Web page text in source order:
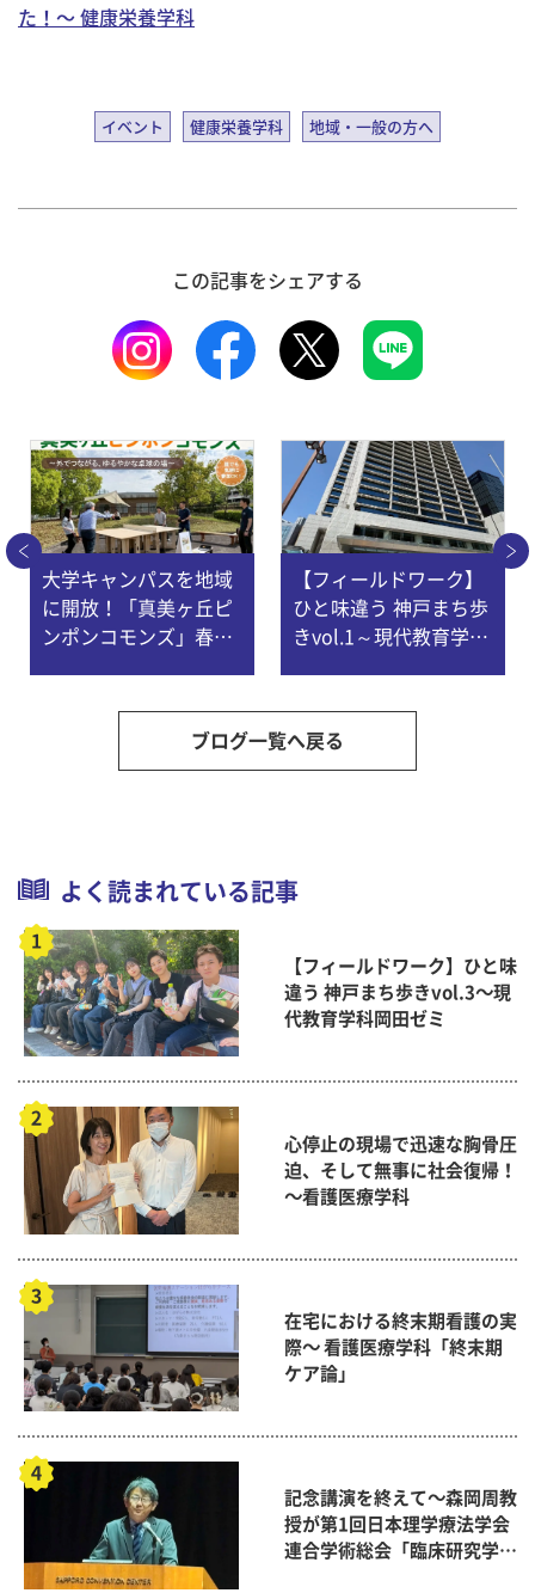
た！～ 健康栄養学科
イベント 健康栄養学科 地域・一般の方へ
この記事をシェアする
【フィールドワーク】
ひと味違う 神戸まち歩
きvol.1～現代教育学科
大学キャンパスを地域
に開放！「真美ヶ丘ピ
ンポンコモンズ」春イ
ブログ一覧へ戻る
よく読まれている記事
【フィールドワーク】ひと味
違う 神戸まち歩きvol.3～現
代教育学科岡田ゼミ
心停止の現場で迅速な胸骨圧
迫、そして無事に社会復帰！
～看護医療学科
在宅における終末期看護の実
際～ 看護医療学科「終末期
ケア論」
記念講演を終えて～森岡周教
授が第1回日本理学療法学会
連合学術総会「臨床研究学術